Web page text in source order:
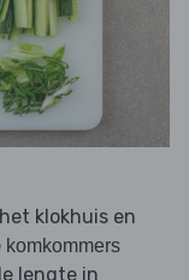
klokhuis en
komkommers
lengte in